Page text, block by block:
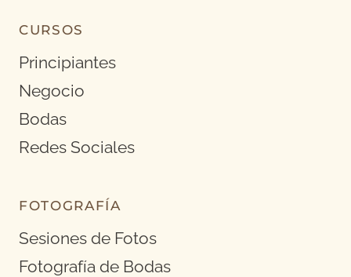
CURSOS
Principiantes
Negocio
Bodas
Redes Sociales
FOTOGRAFÍA
Sesiones de Fotos
Fotografía de Bodas